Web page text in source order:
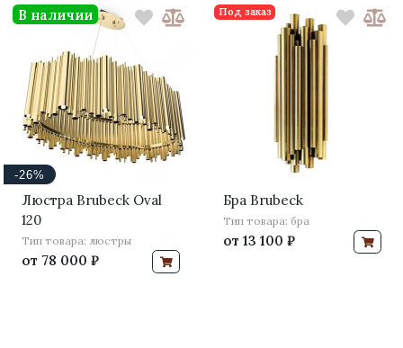
-26%
Люстра Brubeck Oval
120
Тип товара: люстры
от 78 000 ₽
В наличии
Бра Brubeck
Тип товара: бра
от 13 100 ₽
Под заказ